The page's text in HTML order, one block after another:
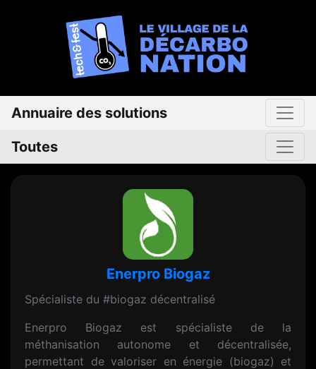
Annuaire des solutions
Toutes
Enerpro Biogaz
Spécialiste du #biogaz décentralisé
Enerpro Biogaz est spécialiste de la
méthanisation autonome et décentralisée,
permettant de valoriser en énergie (biogaz) et